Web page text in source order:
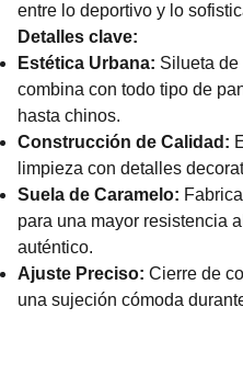
entre lo deportivo y lo
Detalles clave:
Estética Urbana: Silueta
combina con todo tipo de
hasta chinos.
Construcción de Calidad:
limpieza con detalles
Suela de Caramelo:
para una mayor resistencia
auténtico.
Ajuste Preciso: Cierre de
una sujeción cómoda